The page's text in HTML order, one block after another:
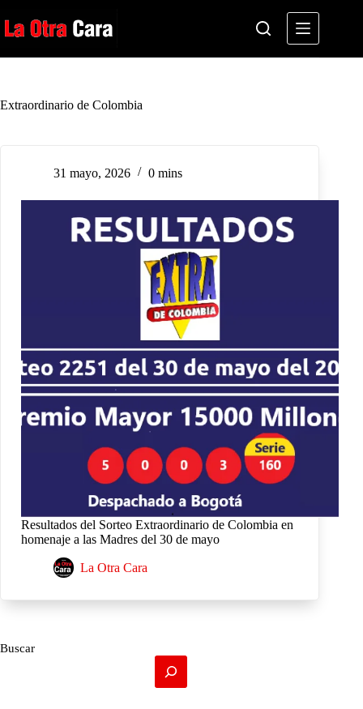
al
contenido
Extraordinario de Colombia
31 mayo, 2026 0 mins
Resultados del Sorteo Extraordinario de Colombia en
homenaje a las Madres del 30 de mayo
La Otra Cara
Buscar